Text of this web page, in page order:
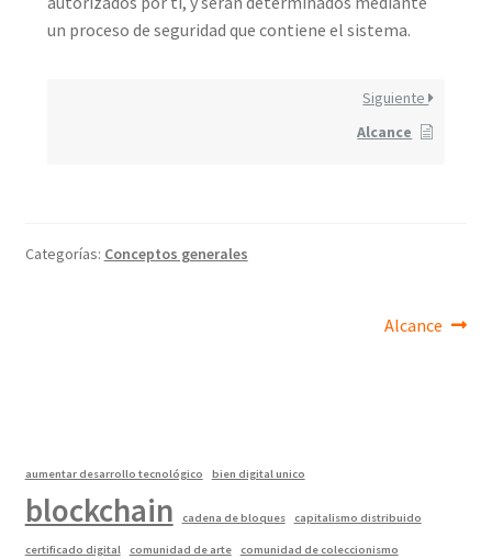
un proceso de seguridad que contiene el sistema.
Siguiente
Alcance
Categorías: Conceptos generales
Siguiente
Alcance
aumentar desarrollo tecnológico bien digital unico
blockchain cadena de bloques capitalismo distribuido
certificado digital comunidad de arte
comunidad de coleccionismo